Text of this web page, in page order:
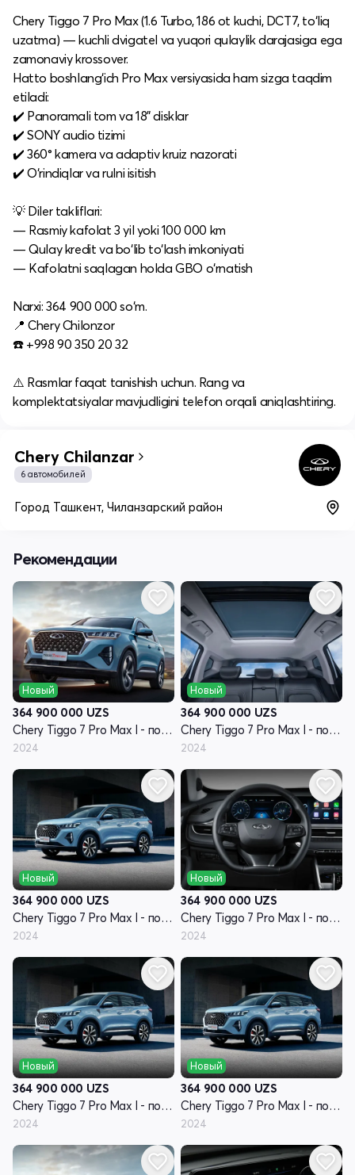
Chery Tiggo 7 Pro Max (1.6 Turbo, 186 ot kuchi, DCT7, to‘liq
uzatma) — kuchli dvigatel va yuqori qulaylik darajasiga ega
zamonaviy krossover.
Hatto boshlang‘ich Pro Max versiyasida ham sizga taqdim
etiladi:
✔️ Panoramali tom va 18" disklar
✔️ SONY audio tizimi
✔️ 360° kamera va adaptiv kruiz nazorati
✔️ O‘rindiqlar va rulni isitish
💡 Diler takliflari:
— Rasmiy kafolat 3 yil yoki 100 000 km
— Qulay kredit va bo‘lib to‘lash imkoniyati
— Kafolatni saqlagan holda GBO o‘rnatish
Narxi: 364 900 000 so‘m.
📍 Chery Chilonzor
☎️ +998 90 350 20 32
⚠️ Rasmlar faqat tanishish uchun. Rang va
komplektatsiyalar mavjudligini telefon orqali aniqlashtiring.
Chery Chilanzar
6 автомобилей
Город Ташкент, Чиланзарский район
Рекомендации
Новый
364 900 000 UZS
Chery Tiggo 7 Pro Max I - поколение
2024
Новый
364 900 000 UZS
Chery Tiggo 7 Pro Max I - поколение
2024
Новый
364 900 000 UZS
Chery Tiggo 7 Pro Max I - поколение
2024
Новый
364 900 000 UZS
Chery Tiggo 7 Pro Max I - поколение
2024
Новый
364 900 000 UZS
Chery Tiggo 7 Pro Max I - поколение
2024
Новый
364 900 000 UZS
Chery Tiggo 7 Pro Max I - поколение
2024